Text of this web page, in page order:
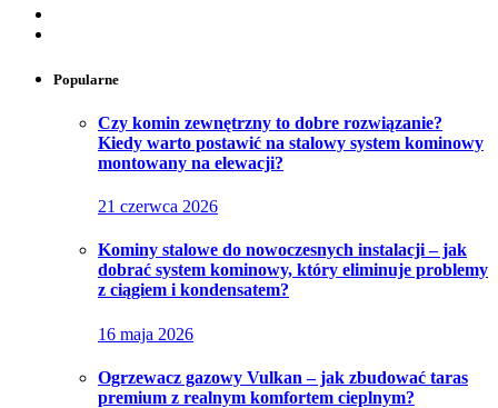
Popularne
Czy komin zewnętrzny to dobre rozwiązanie?
Kiedy warto postawić na stalowy system kominowy
montowany na elewacji?
21 czerwca 2026
Kominy stalowe do nowoczesnych instalacji – jak
dobrać system kominowy, który eliminuje problemy
z ciągiem i kondensatem?
16 maja 2026
Ogrzewacz gazowy Vulkan – jak zbudować taras
premium z realnym komfortem cieplnym?